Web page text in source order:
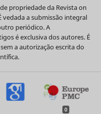
propriedade da Revista on
vedada a submissão integral
periódico. A
é exclusiva dos autores. É
a autorização escrita do
0